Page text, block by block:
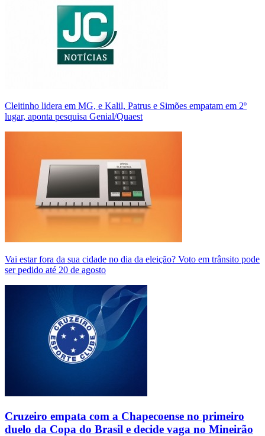
Cleitinho lidera em MG, e Kalil, Patrus e Simões empatam em 2º
lugar, aponta pesquisa Genial/Quaest
Vai estar fora da sua cidade no dia da eleição? Voto em trânsito pode
ser pedido até 20 de agosto
Cruzeiro empata com a Chapecoense no primeiro
duelo da Copa do Brasil e decide vaga no Mineirão